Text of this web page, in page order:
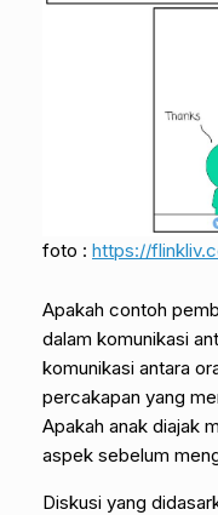
foto : https://
Apakah contoh
dalam komunikasi
komunikasi antara
percakapan yang
Apakah anak diajak
aspek sebelum
Diskusi yang